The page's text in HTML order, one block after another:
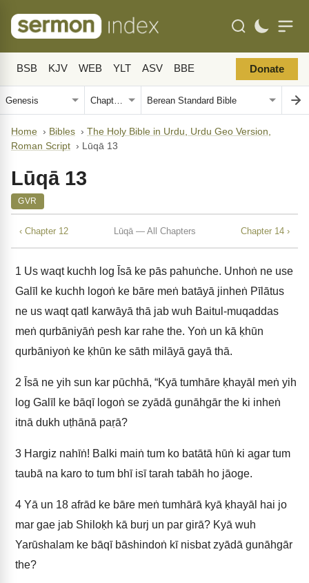
BSB KJV WEB YLT ASV BBE Donate
Home › Bibles › The Holy Bible in Urdu, Urdu Geo Version,
Roman Script › Lūqā 13
Lūqā 13
GVR
‹ Chapter 12 Lūqā — All Chapters Chapter 14 ›
1 Us waqt kuchh log Īsā ke pās pahuṅche. Unhoṅ ne use
Galīl ke kuchh logoṅ ke bāre meṅ batāyā jinheṅ Pīlātus
ne us waqt qatl karwāyā thā jab wuh Baitul-muqaddas
meṅ qurbāniyāṅ pesh kar rahe the. Yoṅ un kā ḳhūn
qurbāniyoṅ ke ḳhūn ke sāth milāyā gayā thā.
2 Īsā ne yih sun kar pūchhā, “Kyā tumhāre ḳhayāl meṅ yih
log Galīl ke bāqī logoṅ se zyādā gunāhgār the ki inheṅ
itnā dukh uṭhānā paṛā?
3 Hargiz nahīṅ! Balki maiṅ tum ko batātā hūṅ ki agar tum
taubā na karo to tum bhī isī tarah tabāh ho jāoge.
4 Yā un 18 afrād ke bāre meṅ tumhārā kyā ḳhayāl hai jo
mar gae jab Shiloḳh kā burj un par girā? Kyā wuh
Yarūshalam ke bāqī bāshindoṅ kī nisbat zyādā gunāhgār
the?